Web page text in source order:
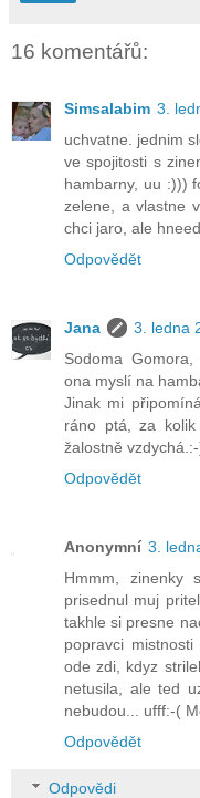
16 komentářů:
Simsalabim 3.
uchvatne. jednim
ve spojitosti s
hambarny, uu :)))
zelene, a vlastne
chci jaro, ale
Odpovědět
Jana
3. ledna
Sodoma
ona myslí na
Jinak mi
ráno ptá, za
žalostně
Odpovědět
Anonymní 3.
Hmmm,
prisednul muj
takhle si presne
popravci
ode zdi, kdyz
netusila, ale ted
nebudou... ufff:-(
Odpovědět
Odpovědi